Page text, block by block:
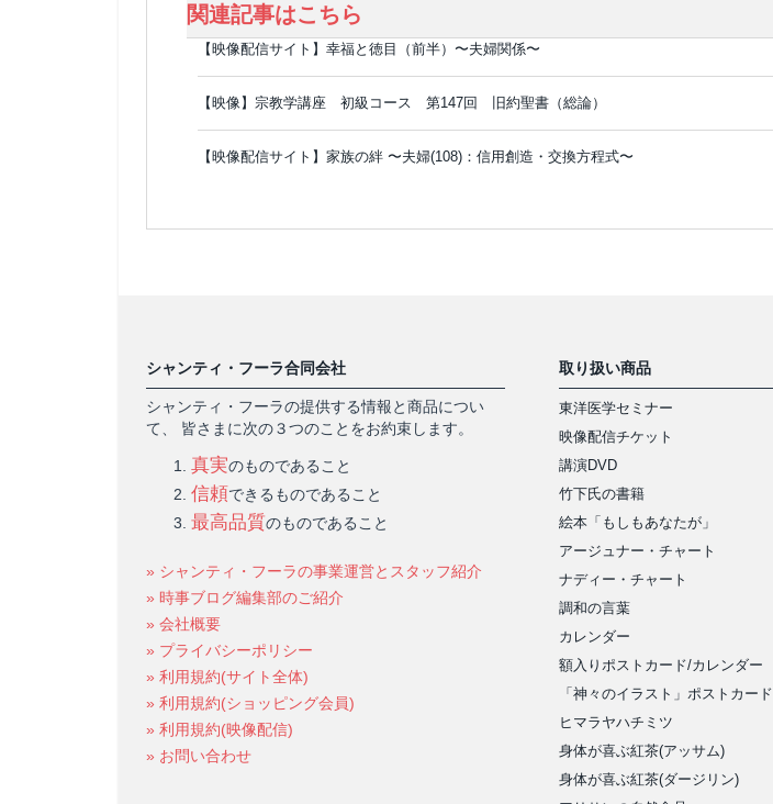
関連記事はこちら
【映像配信サイト】幸福と徳目（前半）〜夫婦関係〜
【映像】宗教学講座 初級コース 第147回 旧約聖書（総論）
【映像配信サイト】家族の絆 〜夫婦(108)：信用創造・交換方程式〜
シャンティ・フーラ合同会社
シャンティ・フーラの提供する情報と商品につい
て、 皆さまに次の３つのことをお約束します。
真実のものであること
信頼できるものであること
最高品質のものであること
» シャンティ・フーラの事業運営とスタッフ紹介
» 時事ブログ編集部のご紹介
» 会社概要
» プライバシーポリシー
» 利用規約(サイト全体)
» 利用規約(ショッピング会員)
» 利用規約(映像配信)
» お問い合わせ
取り扱い商品
東洋医学セミナー
映像配信チケット
講演DVD
竹下氏の書籍
絵本「もしもあなたが」
アージュナー・チャート
ナディー・チャート
調和の言葉
カレンダー
額入りポストカード/カレンダー
「神々のイラスト」ポストカード
ヒマラヤハチミツ
身体が喜ぶ紅茶(アッサム)
身体が喜ぶ紅茶(ダージリン)